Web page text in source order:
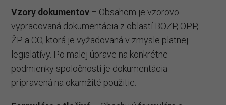
Vzory dokumentov – Obsahom je vzorovo
vypracovaná dokumentácia z oblastí BOZP, OPP,
ŽP a CO, ktorá je vyžadovaná v zmysle platnej
legislatívy. Po malej úprave na konkrétne
podmienky spoločnosti je dokumentácia
pripravená na okamžité použitie.